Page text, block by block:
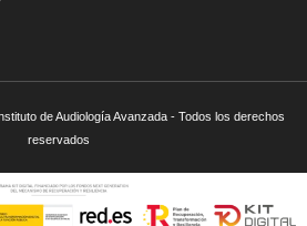
de Audiología Avanzada - Todos los derechos
reservados